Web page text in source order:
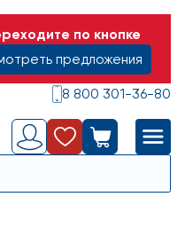
по кнопке
предложения
8 800 301-36-80